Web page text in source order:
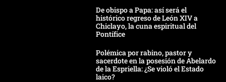
De obispo a Papa: así será el
histórico regreso de León XIV a
Chiclayo, la cuna espiritual del
Pontífice
Polémica por rabino, pastor y
sacerdote en la posesión de Abelardo
de la Espriella: ¿Se violó el Estado
laico?